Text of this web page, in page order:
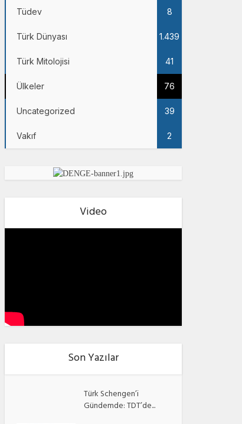
Tüdev 8
Türk Dünyası 1.439
Türk Mitolojisi 41
Ülkeler 76
Uncategorized 39
Vakıf 2
Video
Son Yazılar
Türk Schengen’i
Gündemde: TDT’de...